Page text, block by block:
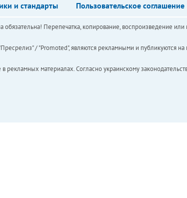
и стандарты Пользовательское соглашение
Перепечатка, копирование, воспроизведение
/ "Promoted", являются рекламными и публикуются на
материалах. Согласно украинскому